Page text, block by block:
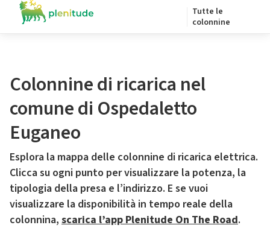
Tutte le
colonnine
Colonnine di ricarica nel
comune di Ospedaletto
Euganeo
Esplora la mappa delle colonnine di ricarica elettrica.
Clicca su ogni punto per visualizzare la potenza, la
tipologia della presa e l’indirizzo. E se vuoi
visualizzare la disponibilità in tempo reale della
colonnina, scarica l’app Plenitude On The Road.